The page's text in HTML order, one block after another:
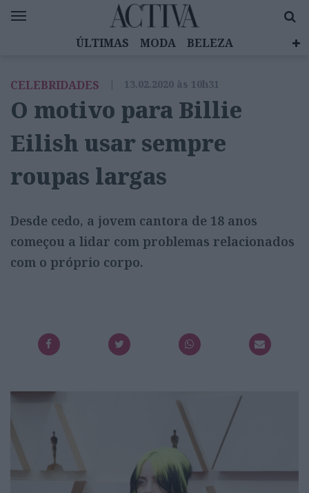
ÚLTIMAS MODA
BELEZA
EMOÇÕES
MULHERES INSPIRADORAS
DIZ QUEM SABE
ACTIVA BRAND STUDIO
CELEBRIDADES | 13.02.2020 às 10h31
O motivo para Billie
Eilish usar sempre
roupas largas
Desde cedo, a jovem cantora de 18 anos
começou a lidar com problemas relacionados
com o próprio corpo.